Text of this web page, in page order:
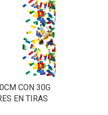
CON 30G
EN TIRAS